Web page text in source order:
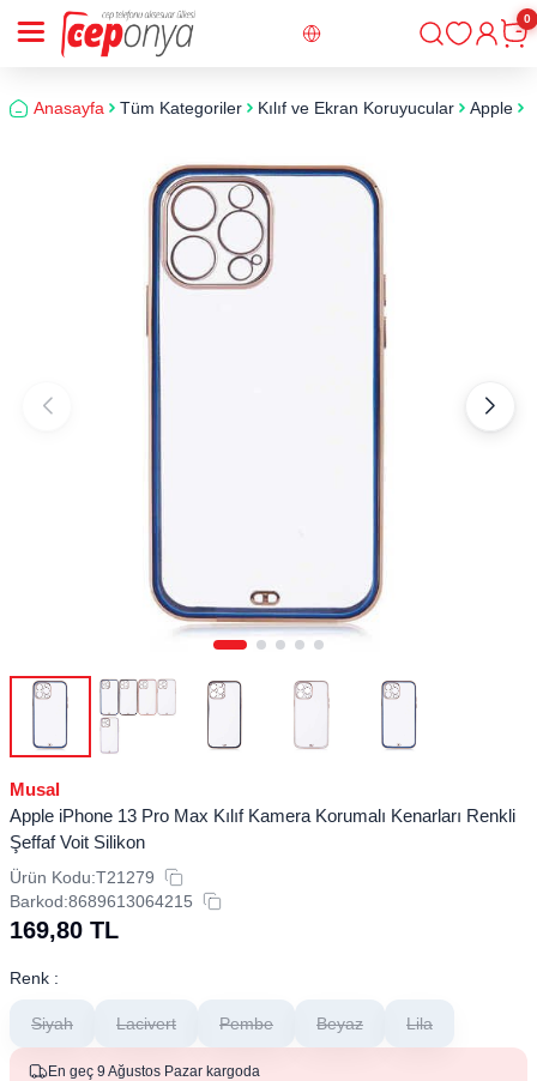
Giriş
0
Anasayfa Tüm Kategoriler Kılıf ve Ekran Koruyucular Apple
Musal
Apple iPhone 13 Pro Max Kılıf Kamera Korumalı Kenarları Renkli
Şeffaf Voit Silikon
Ürün Kodu:T21279
Barkod:8689613064215
169,80 TL
Renk :
Siyah Lacivert Pembe Beyaz Lila
En geç 9 Ağustos Pazar kargoda